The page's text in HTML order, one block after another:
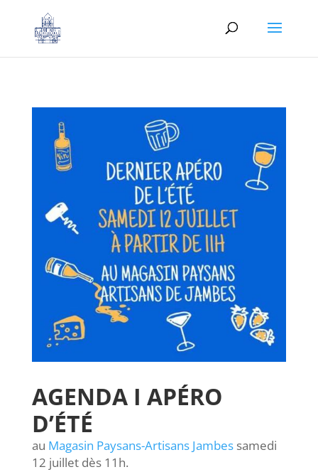
AGENDA I APÉRO
D’ÉTÉ
au Magasin Paysans-Artisans Jambessamedi
12 juillet dès 11h.